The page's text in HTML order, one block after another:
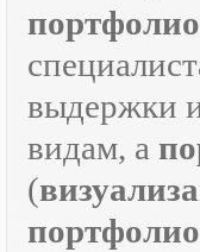
портфолио
выдержки
видам, а
(
портфолио